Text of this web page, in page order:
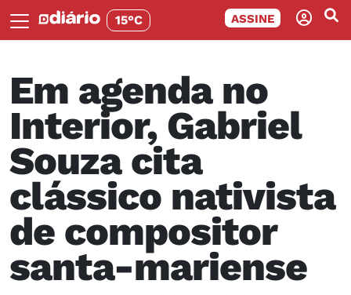
15°C ASSINE
Em agenda no
Interior, Gabriel
Souza cita
clássico nativista
de compositor
santa-mariense